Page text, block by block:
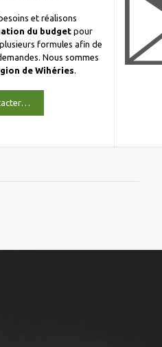
et réalisons
du budgetpour
formules afin de
Nous sommes
de Wihéries.